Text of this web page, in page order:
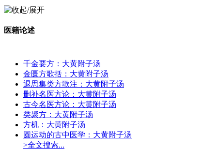
医籍论述
千金要方：大黄附子汤
金匮方歌括：大黄附子汤
退思集类方歌注：大黄附子汤
删补名医方论：大黄附子汤
古今名医方论：大黄附子汤
类聚方：大黄附子汤
方机：大黄附子汤
圆运动的古中医学：大黄附子汤
>全文搜索...